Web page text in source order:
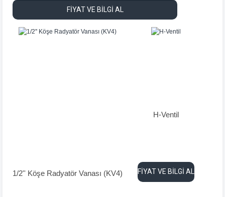
FİYAT VE BİLGİ AL
1/2'' Köşe Radyatör Vanası (KV4)
H-Ventil
FİYAT VE BİLGİ AL